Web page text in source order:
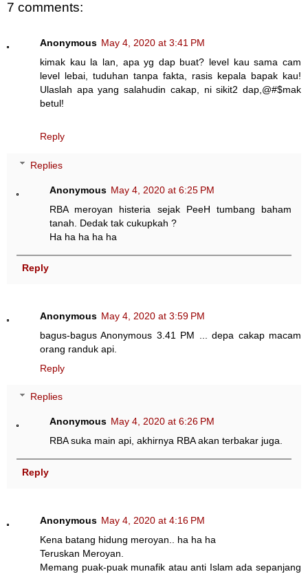
7 comments:
Anonymous May 4, 2020 at 3:41 PM
kimak kau la lan, apa yg dap buat? level kau sama cam
level lebai, tuduhan tanpa fakta, rasis kepala bapak kau!
Ulaslah apa yang salahudin cakap, ni sikit2 dap,@#$mak
betul!
Reply
Replies
Anonymous May 4, 2020 at 6:25 PM
RBA meroyan histeria sejak PeeH tumbang baham
tanah. Dedak tak cukupkah ?
Ha ha ha ha ha
Reply
Anonymous May 4, 2020 at 3:59 PM
bagus-bagus Anonymous 3.41 PM ... depa cakap macam
orang randuk api.
Reply
Replies
Anonymous May 4, 2020 at 6:26 PM
RBA suka main api, akhirnya RBA akan terbakar juga.
Reply
Anonymous May 4, 2020 at 4:16 PM
Kena batang hidung meroyan.. ha ha ha
Teruskan Meroyan.
Memang puak-puak munafik atau anti Islam ada sepanjang